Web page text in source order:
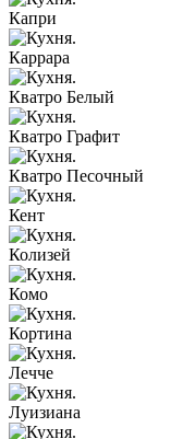
Капри
Каррара
Кватро Белый
Кватро Графит
Кватро Песочный
Кент
Колизей
Комо
Кортина
Лечче
Луизиана